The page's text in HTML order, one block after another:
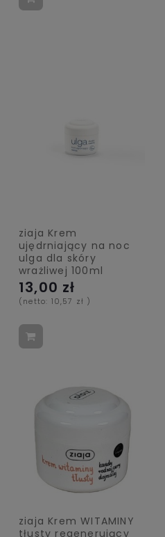
ziaja Krem
ujędrniający na noc
ulga dla skóry
wrażliwej 100ml
13,00 zł
(netto: 10,57 zł )
ziaja Krem WITAMINY
tłusty regenerujący